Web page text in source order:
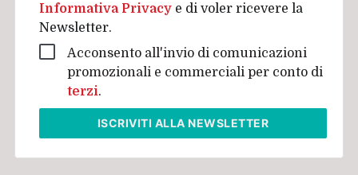
Informativa Privacy e di voler ricevere la
Newsletter.
Acconsento all'invio di comunicazioni
promozionali e commerciali per conto di
terzi.
ISCRIVITI ALLA NEWSLETTER